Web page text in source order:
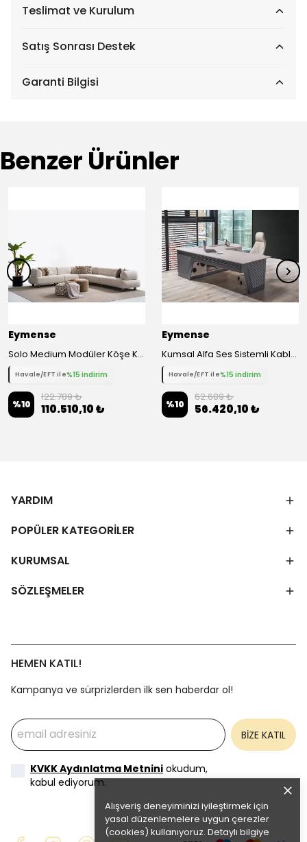
Alışveriş deneyiminizi iyileştirmek için
yasal düzenlemelere uygun çerezler
(cookies) kullanıyoruz. Detaylı bilgiye
Teslimat ve Kurulum
Satış Sonrası Destek
Garanti Bilgisi
Benzer Ürünler
Eymense
Solo Medium Modüler Köşe Koltuk Takımı
Havale/EFT ile%15 indirim
%10
122.789 ₺
110.510,10 ₺
Eymense
Kumsal Alfa Ses Sistemli Kablosuz Şarjlı Ofis Çalışma Masası
Havale/EFT ile%15 indirim
%10
62.689 ₺
56.420,10 ₺
YARDIM
POPÜLER KATEGORİLER
KURUMSAL
SÖZLEŞMELER
HEMEN KATIL!
Kampanya ve sürprizlerden ilk sen haberdar ol!
BİZE KATIL
KVKK Aydınlatma Metnini okudum,
kabul ediyorum.